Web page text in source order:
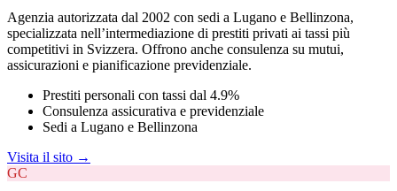
Agenzia autorizzata dal 2002 con sedi a Lugano e Bellinzona,
specializzata nell’intermediazione di prestiti privati ai tassi più
competitivi in Svizzera. Offrono anche consulenza su mutui,
assicurazioni e pianificazione previdenziale.
Prestiti personali con tassi dal 4.9%
Consulenza assicurativa e previdenziale
Sedi a Lugano e Bellinzona
Visita il sito →
GC